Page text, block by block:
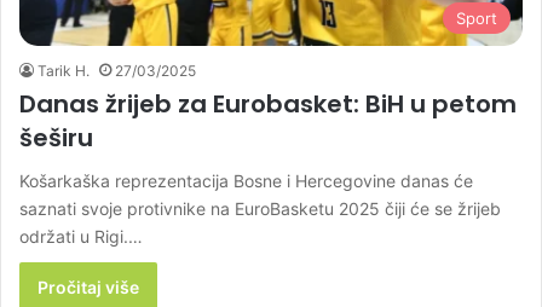
Sport
Tarik H. 27/03/2025
Danas žrijeb za Eurobasket: BiH u petom
šeširu
Košarkaška reprezentacija Bosne i Hercegovine danas će
saznati svoje protivnike na EuroBasketu 2025 čiji će se žrijeb
održati u Rigi.…
Pročitaj više